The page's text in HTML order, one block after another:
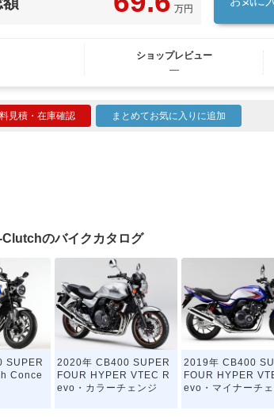
万円
ショップレビュー
―
見積・在庫確認 まとめてお気に入りに追加
のバイクカタログ
SUPER
Conce
2020年 CB400 SUPER
FOUR HYPER VTEC R
evo・カラーチェンジ
2019年 CB400
FOUR HYPER
evo・マイナーチ